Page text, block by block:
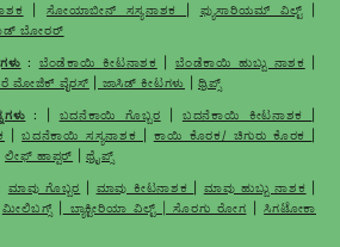
|ಸೋಯಾಬೀನ್ ಸಸ್ಯನಾಶಕ ಫ್ಯುಸಾರಿಯಮ್ ವಿಲ್ಟ್
ಬೋರರ್
: ಬೆಂಡೆಕಾಯಿ ಕೀಟನಾಶಕ ಬೆಂಡೆಕಾಯಿ ಹುಬ್ಬು ನಾಶಕ
ಮೋಜಿಕ್ ವೈರಸ್ ಜಾಸಿಡ್ ಕೀಟಗಳು ಥ್ರಿಪ್ಸ್
: | ಬದನೆಕಾಯಿ ಗೊಬ್ಬರ ಬದನೆಕಾಯಿ ಕೀಟನಾಶಕ
|ಬದನೆಕಾಯಿ ಸಸ್ಯನಾಶಕ ಕಾಯಿ ಕೊರಕ/ ಚಿಗುರು ಕೊರಕ
|ಲೀಫ್ ಹಾಪ್ಪರ್ |ಥ್ರೈಪ್ಸ್
: ಮಾವು ಗೊಬ್ಬರ ಮಾವು ಕೀಟನಾಶಕ ಮಾವು ಹುಬ್ಬು ನಾಶಕ
ಮೀಲಿಬಗ್ಸ್ ಬ್ಯಾಕ್ಟೀರಿಯಾ ವಿಲ್ಟ್ | ಸೊರಗು ರೋಗ |ಸಿಗಟೋಕಾ